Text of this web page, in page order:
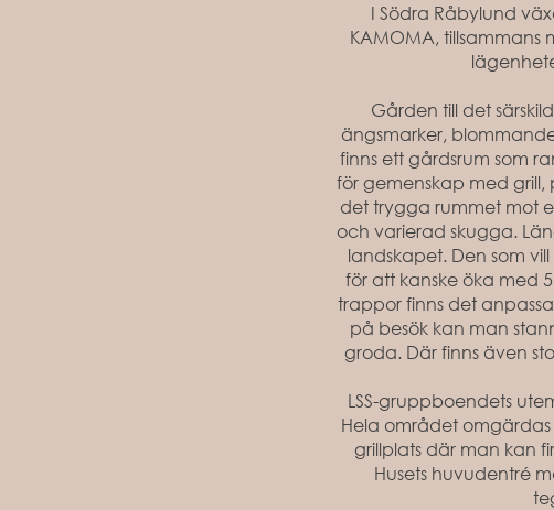
I Södra Råbylund
KAMOMA, tillsammans
Gården till det
ängsmarker,
finns ett gårdsrum som
för gemenskap med grill,
det trygga rummet mot
och varierad skugga.
landskapet. Den som
för att kanske öka med
trappor finns det
på besök kan man
groda. Där finns även
LSS-gruppboendets
Hela området
grillplats där man kan
Husets huvudentré